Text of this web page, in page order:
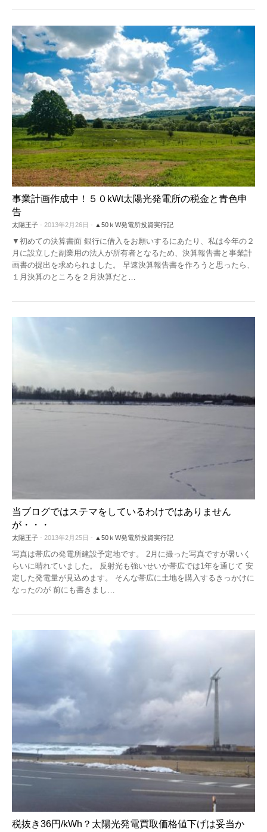
事業計画作成中！５０kWt太陽光発電所の税金と青色申
告
太陽王子 - 2013年2月26日 - ▲50ｋW発電所投資実行記
▼初めての決算書面 銀行に借入をお願いするにあたり、私は今年の２
月に設立した副業用の法人が所有者となるため、決算報告書と事業計
画書の提出を求められました。 早速決算報告書を作ろうと思ったら、
１月決算のところを２月決算だと …
当ブログではステマをしているわけではありません
が・・・
太陽王子 - 2013年2月25日 - ▲50ｋW発電所投資実行記
写真は帯広の発電所建設予定地です。 2月に撮った写真ですが暑いく
らいに晴れていました。 反射光も強いせいか帯広では1年を通じて 安
定した発電量が見込めます。 そんな帯広に土地を購入するきっかけに
なったのが 前にも書きまし
税抜き36円/kWh？太陽光発電買取価格値下げは妥当か